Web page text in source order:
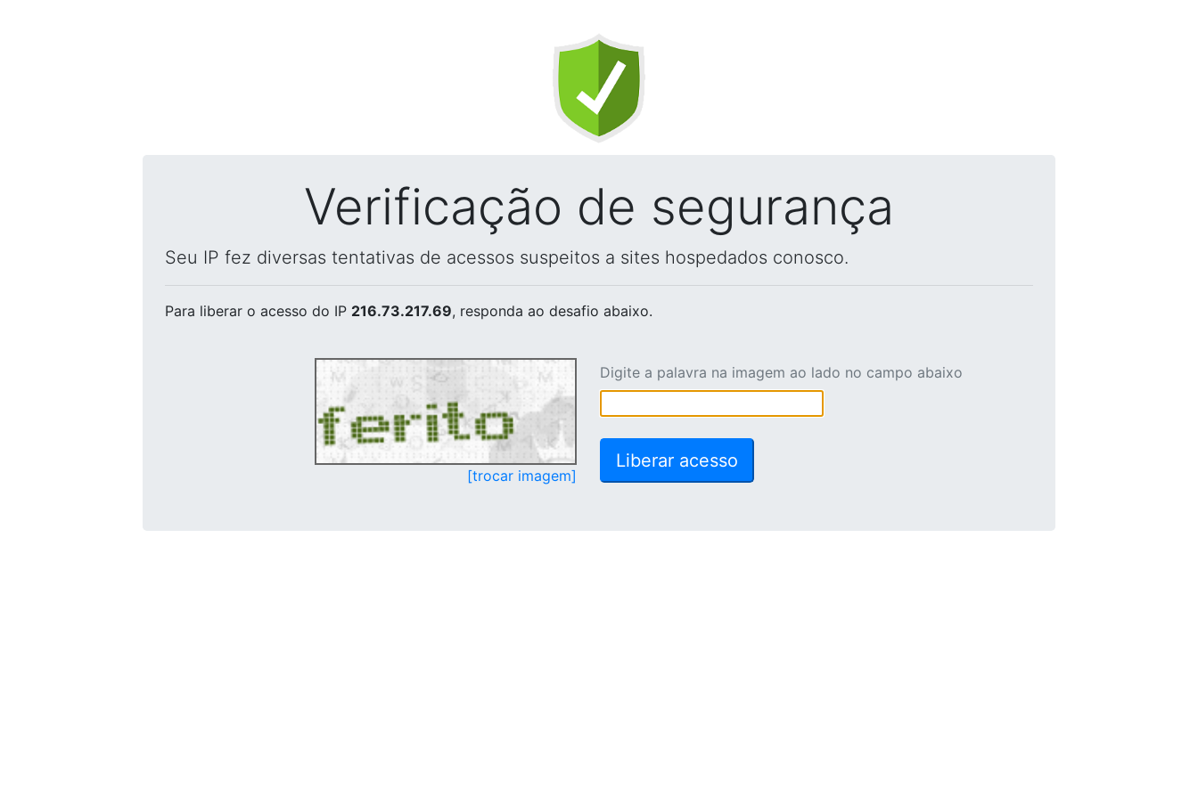
Verificação de segurança
Seu IP fez diversas tentativas de acessos suspeitos a sites hospedados conosco.
Para liberar o acesso do IP 216.73.217.69, responda ao desafio abaixo.
[trocar imagem]
Digite a palavra na imagem ao lado no campo abaixo